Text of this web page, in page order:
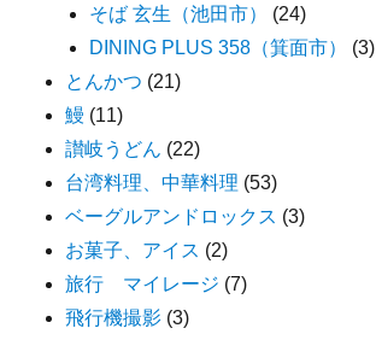
そば 玄生（池田市）
(24)
DINING PLUS 358（箕面市）
(3)
とんかつ (21)
鰻 (11)
讃岐うどん (22)
台湾料理、中華料理 (53)
ベーグルアンドロックス (3)
お菓子、アイス (2)
旅行 マイレージ (7)
飛行機撮影 (3)